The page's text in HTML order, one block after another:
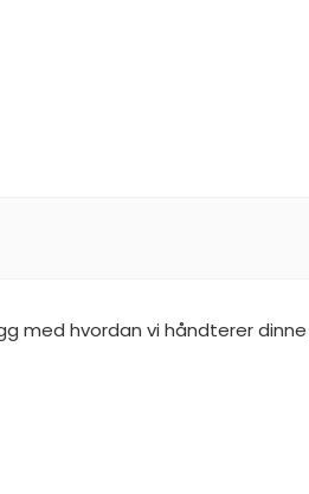
med hvordan vi håndterer